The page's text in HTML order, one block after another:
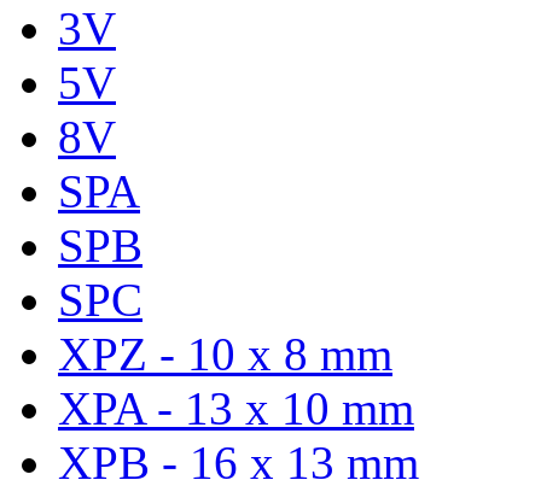
3V
5V
8V
SPA
SPB
SPC
XPZ - 10 x 8 mm
XPA - 13 x 10 mm
XPB - 16 x 13 mm